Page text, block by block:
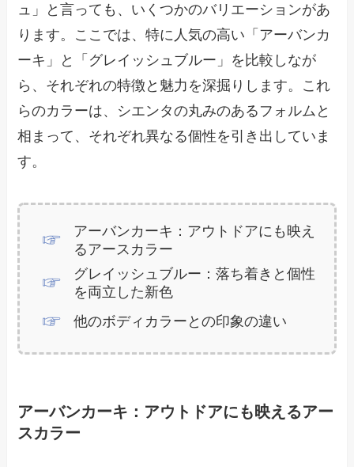
ュ」と言っても、いくつかのバリエーションがあ
ります。ここでは、特に人気の高い「アーバンカ
ーキ」と「グレイッシュブルー」を比較しなが
ら、それぞれの特徴と魅力を深掘りします。これ
らのカラーは、シエンタの丸みのあるフォルムと
相まって、それぞれ異なる個性を引き出していま
す。
アーバンカーキ：アウトドアにも映え
るアースカラー
グレイッシュブルー：落ち着きと個性
を両立した新色
他のボディカラーとの印象の違い
アーバンカーキ：アウトドアにも映えるアー
スカラー